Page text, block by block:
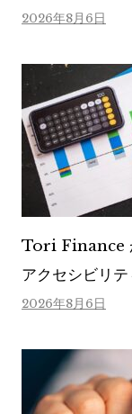
2026年8月6日
Tori Finance
アクセシビリ
2026年8月6日